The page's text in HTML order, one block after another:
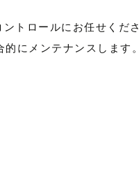
トロールにお任せくださ
にメンテナンスします。